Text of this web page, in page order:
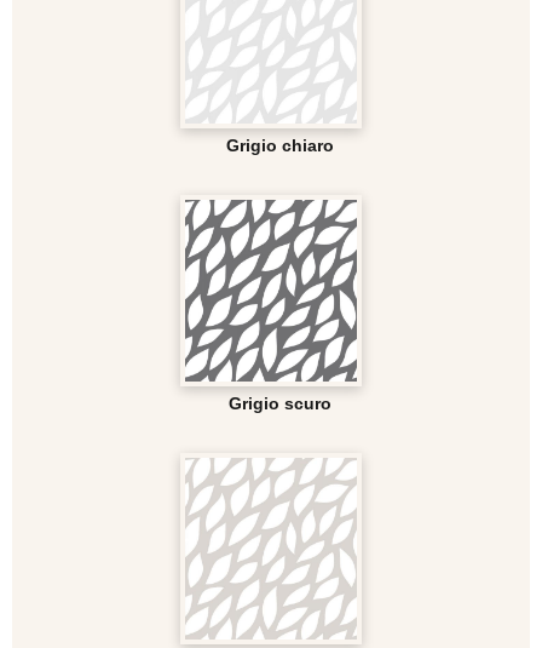
Grigio chiaro
Grigio scuro